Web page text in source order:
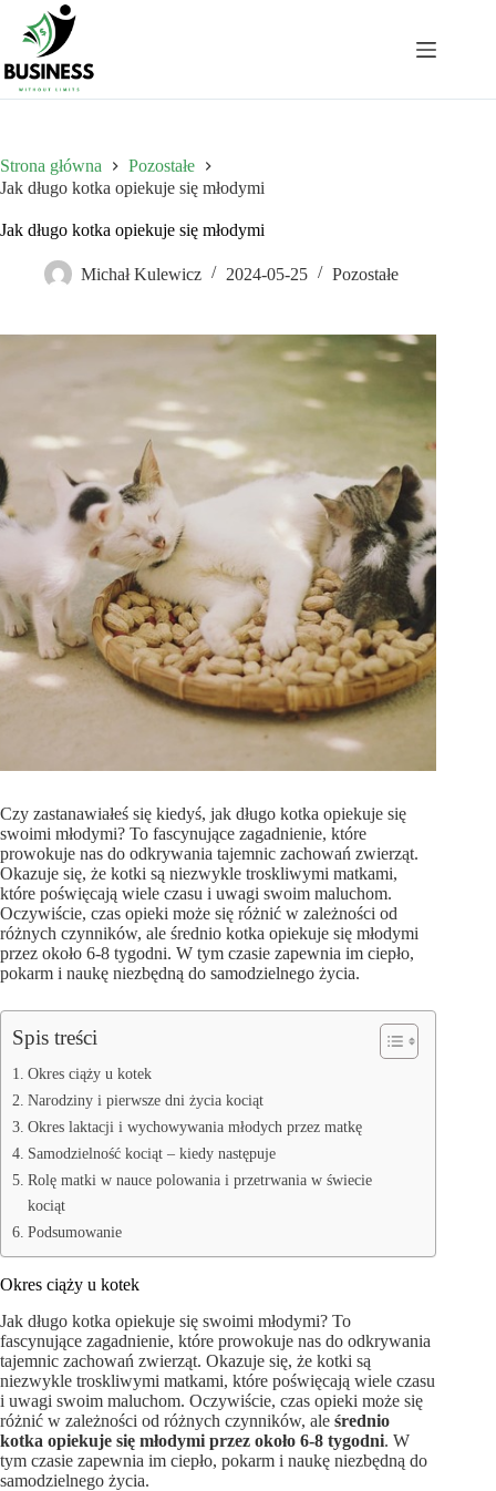
Przejdź
treści
Strona główna
Pozostałe
Jak długo kotka opiekuje się młodymi
Jak długo kotka opiekuje się młodymi
Michał Kulewicz 2024-05-25 Pozostałe
Czy zastanawiałeś się kiedyś, jak długo kotka opiekuje się
swoimi młodymi? To fascynujące zagadnienie, które
prowokuje nas do odkrywania tajemnic zachowań zwierząt.
Okazuje się, że kotki są niezwykle troskliwymi matkami,
które poświęcają wiele czasu i uwagi swoim maluchom.
Oczywiście, czas opieki może się różnić w zależności od
różnych czynników, ale średnio kotka opiekuje się młodymi
przez około 6-8 tygodni. W tym czasie zapewnia im ciepło,
pokarm i naukę niezbędną do samodzielnego życia.
Spis treści
Okres ciąży u kotek
Narodziny i pierwsze dni życia kociąt
Okres laktacji i wychowywania młodych przez matkę
Samodzielność kociąt – kiedy następuje
Rolę matki w nauce polowania i przetrwania w świecie
kociąt
Podsumowanie
Okres ciąży u kotek
Jak długo kotka opiekuje się swoimi młodymi? To
fascynujące zagadnienie, które prowokuje nas do odkrywania
tajemnic zachowań zwierząt. Okazuje się, że kotki są
niezwykle troskliwymi matkami, które poświęcają wiele czasu
i uwagi swoim maluchom. Oczywiście, czas opieki może się
różnić w zależności od różnych czynników, ale średnio
kotka opiekuje się młodymi przez około 6-8 tygodni. W
tym czasie zapewnia im ciepło, pokarm i naukę niezbędną do
samodzielnego życia.